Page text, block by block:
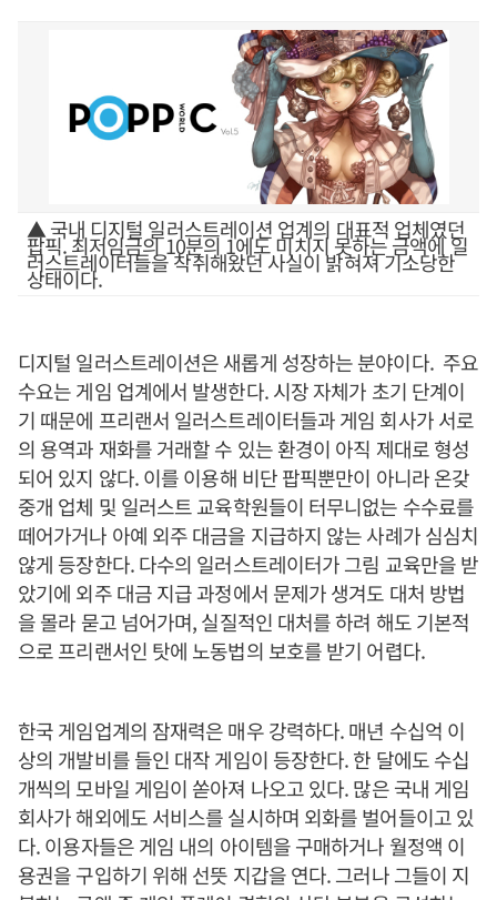
▲ 국내 디지털 일러스트레이션 업계의 대표적 업체였던
팝픽. 최저임금의 10분의 1에도 미치지 못하는 금액에 일
러스트레이터들을 착취해왔던 사실이 밝혀져 기소당한
상태이다.
디지털 일러스트레이션은 새롭게 성장하는 분야이다. 주요
수요는 게임 업계에서 발생한다. 시장 자체가 초기 단계이
기 때문에 프리랜서 일러스트레이터들과 게임 회사가 서로
의 용역과 재화를 거래할 수 있는 환경이 아직 제대로 형성
되어 있지 않다. 이를 이용해 비단 팝픽뿐만이 아니라 온갖
중개 업체 및 일러스트 교육학원들이 터무니없는 수수료를
떼어가거나 아예 외주 대금을 지급하지 않는 사례가 심심치
않게 등장한다. 다수의 일러스트레이터가 그림 교육만을 받
았기에 외주 대금 지급 과정에서 문제가 생겨도 대처 방법
을 몰라 묻고 넘어가며, 실질적인 대처를 하려 해도 기본적
으로 프리랜서인 탓에 노동법의 보호를 받기 어렵다.
한국 게임업계의 잠재력은 매우 강력하다. 매년 수십억 이
상의 개발비를 들인 대작 게임이 등장한다. 한 달에도 수십
개씩의 모바일 게임이 쏟아져 나오고 있다. 많은 국내 게임
회사가 해외에도 서비스를 실시하며 외화를 벌어들이고 있
다. 이용자들은 게임 내의 아이템을 구매하거나 월정액 이
용권을 구입하기 위해 선뜻 지갑을 연다. 그러나 그들이 지